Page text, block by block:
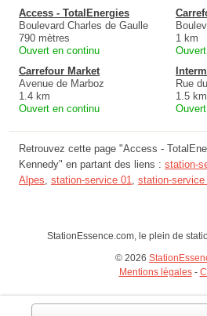
Access - TotalEnergies
Boulevard Charles de Gaulle
790 mètres
Ouvert en continu
1 km
Carrefour Market
Avenue de Marboz
1.4 km
Ouvert en continu
Rue
1.5 km
Retrouvez cette page "Access -
Kennedy" en partant des liens : station-
Alpes, station-service 01, station-
StationEssence.com, le plein de
© 2026
Mentions légales-